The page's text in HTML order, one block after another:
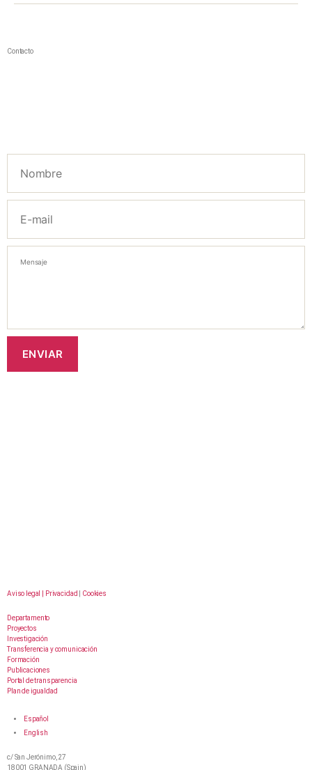
Contacto
Aviso legal | Privacidad Cookies
Departamento
Proyectos
Investigación
Transferencia y comunicación
Formación
Publicaciones
Portal de transparencia
Plan de igualdad
Español
English
c/ San Jerónimo, 27
18001 GRANADA (Spain)